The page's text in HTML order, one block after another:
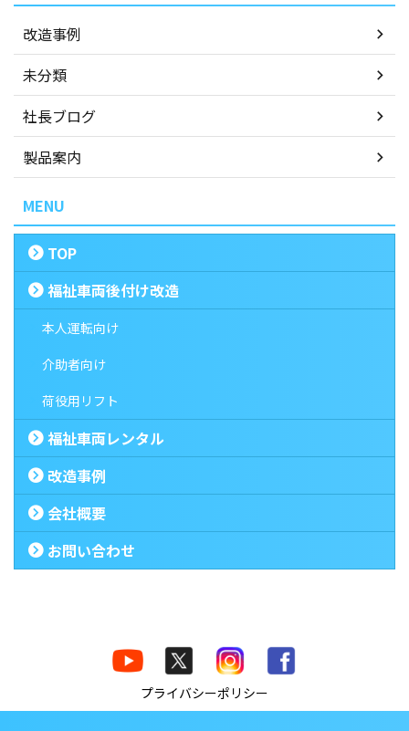
改造事例
未分類
社長ブログ
製品案内
MENU
TOP
福祉車両後付け改造
本人運転向け
介助者向け
荷役用リフト
福祉車両レンタル
改造事例
会社概要
お問い合わせ
プライバシーポリシー